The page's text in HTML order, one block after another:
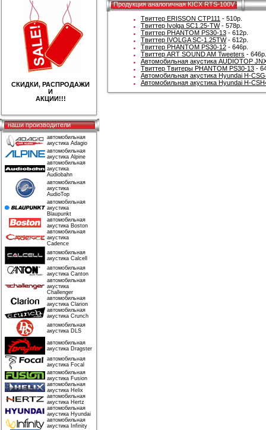
СКИДКИ, РАСПРОДАЖИ
И
АКЦИИ!!!
наши производители
автомобильная
акустика Adagio
автомобильная
акустика Alpine
автомобильная
акустика
Audiobahn
автомобильная
акустика
AudioTop
автомобильная
акустика
Blaupunkt
автомобильная
акустика Boston
автомобильная
акустика
Cadence
автомобильная
акустика Calcell
автомобильная
акустика Canton
автомобильная
акустика
Challenger
автомобильная
акустика Clarion
автомобильная
акустика Crunch
автомобильная
акустика DLS
автомобильная
акустика Dragster
автомобильная
акустика Focal
автомобильная
акустика Fusion
автомобильная
акустика Helix
автомобильная
акустика Hertz
автомобильная
акустика Hyundai
автомобильная
акустика Infinity
Продукция аналогичная KICX RTS-100V
Твиттер ERISSON CTP111 - 510р.
Твиттер Ivolga SC1.25-TW- 578р.
Твиттер PHANTOM PS30-13 - 612р.
Твиттер IVOLGA SC-1.25TW- 612р.
Твиттер PHANTOM PS30-12 - 646р.
Твиттер ART SOUND AM Tweeters - 646р.
Автомобильная акустика AUDIOTOP
Твиттер Твитеры PHANTOM PS30-13 -
Автомобильная акустика Hyundai H-
Автомобильная акустика Hyundai H-